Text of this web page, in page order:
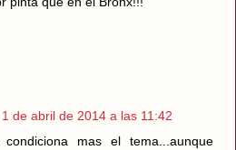
1 de abril de 2014 a las 11:42
mas el tema...aunque